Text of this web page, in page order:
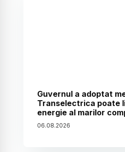
Guvernul a adoptat
Transelectrica poate
energie al marilor
06.08.2026